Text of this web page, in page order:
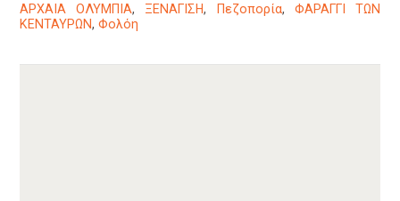
ΑΡΧΑΙΑ ΟΛΥΜΠΙΑ, ΞΕΝΑΓΙΣΗ, Πεζοπορία, ΦΑΡΑΓΓΙ ΤΩΝ
ΚΕΝΤΑΥΡΩΝ, Φολόη